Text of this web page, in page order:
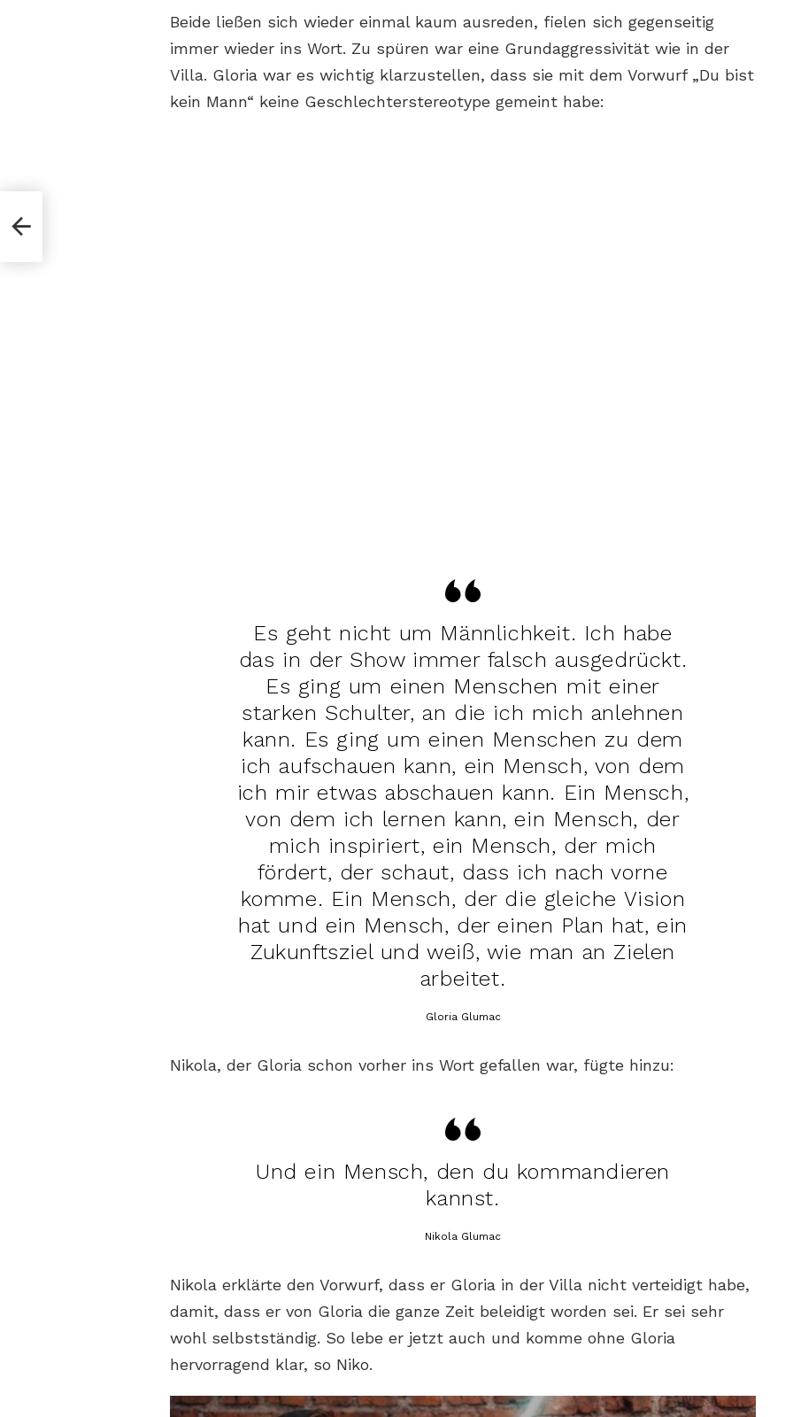
Beide ließen sich wieder einmal kaum ausreden, fielen sich gegenseitig
immer wieder ins Wort. Zu spüren war eine Grundaggressivität wie in der
Villa. Gloria war es wichtig klarzustellen, dass sie mit dem Vorwurf „Du bist
kein Mann“ keine Geschlechterstereotype gemeint habe:
Es geht nicht um Männlichkeit. Ich habe
das in der Show immer falsch ausgedrückt.
Es ging um einen Menschen mit einer
starken Schulter, an die ich mich anlehnen
kann. Es ging um einen Menschen zu dem
ich aufschauen kann, ein Mensch, von dem
ich mir etwas abschauen kann. Ein Mensch,
von dem ich lernen kann, ein Mensch, der
mich inspiriert, ein Mensch, der mich
fördert, der schaut, dass ich nach vorne
komme. Ein Mensch, der die gleiche Vision
hat und ein Mensch, der einen Plan hat, ein
Zukunftsziel und weiß, wie man an Zielen
arbeitet.
Gloria Glumac
Nikola, der Gloria schon vorher ins Wort gefallen war, fügte hinzu:
Und ein Mensch, den du kommandieren
kannst.
Nikola Glumac
Nikola erklärte den Vorwurf, dass er Gloria in der Villa nicht verteidigt habe,
damit, dass er von Gloria die ganze Zeit beleidigt worden sei. Er sei sehr
wohl selbstständig. So lebe er jetzt auch und komme ohne Gloria
hervorragend klar, so Niko.